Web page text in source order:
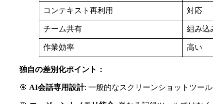
コンテキスト再利用 対応
チーム共有 組み込
作業効率 高い
独自の差別化ポイント：
🎯 AI会話専用設計: 一般的なスクリーンショットツー